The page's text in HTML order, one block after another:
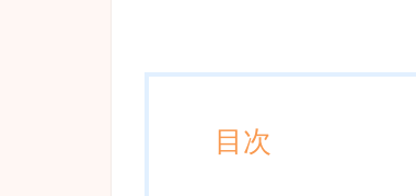
目次